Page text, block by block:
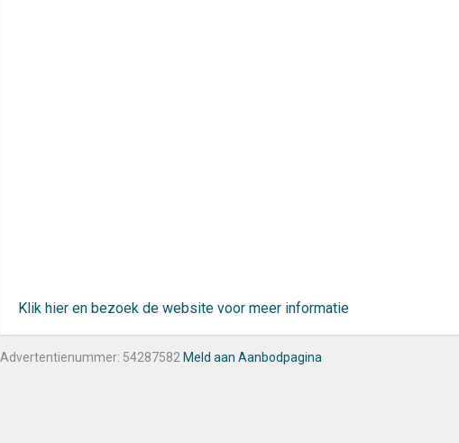
Klik hier en bezoek de website voor meer informatie
Advertentienummer: 54287582 Meld aan Aanbodpagina